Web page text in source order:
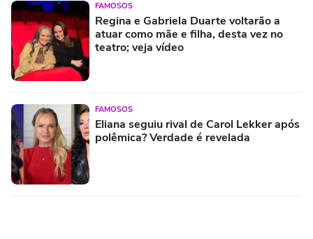
FAMOSOS
Regina e Gabriela Duarte voltarão a
atuar como mãe e filha, desta vez no
teatro; veja vídeo
FAMOSOS
Eliana seguiu rival de Carol Lekker após
polêmica? Verdade é revelada